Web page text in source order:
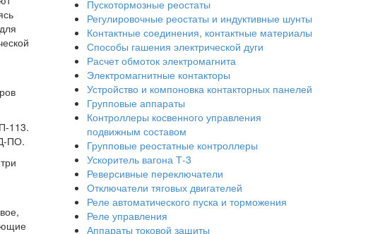
113.
ПО.
Пускотормозные реостаты
Регулировочные реостаты и индуктивные шунты
Контактные соединения, контактные материалы
Способы гашения электрической дуги
Расчет обмоток электромагнита
Электромагнитные контакторы
Устройство и компоновка контакторных панелей
Групповые аппараты
Контроллеры косвенного управления
подвижным составом
Групповые реостатные контроллеры
Ускоритель вагона Т-3
Реверсивные переключатели
Отключатели тяговых двигателей
Реле автоматического пуска и торможения
Реле управления
Аппараты токовой защиты